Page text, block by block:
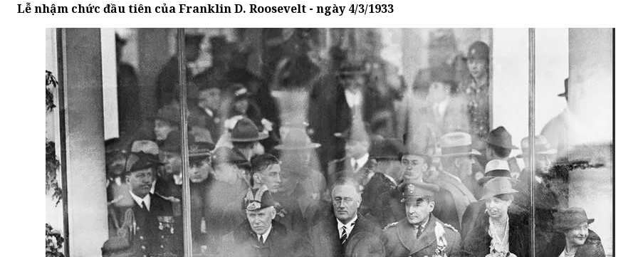
Lễ nhậm chức đầu tiên của Franklin D. Roosevelt - ngày 4/3/1933